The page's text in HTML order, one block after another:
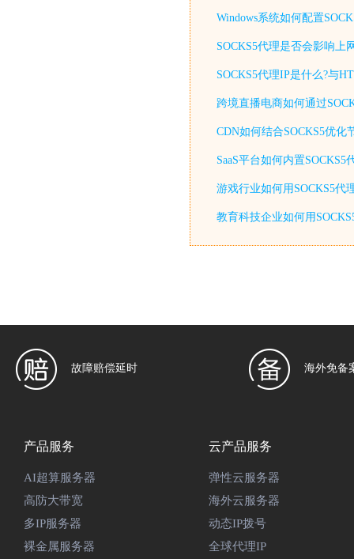
Windows系统如何配置
SOCKS5代理是否会影响上
SOCKS5代理IP是什么?与
跨境直播电商如何通过
CDN如何结合SOCKS5优
SaaS平台如何内置
游戏行业如何用SOCKS5代
教育科技企业如何用
故障赔偿延时 海外免备
产品服务
AI超算服务器
高防大带宽
多IP服务器
裸金属服务器
云产品服务
弹性云服务器
海外云服务器
动态IP拨号
全球代理IP